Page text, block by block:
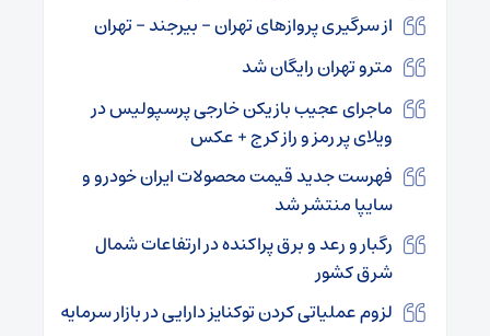
از سرگیری پروازهای تهران – بیرجند – تهران
مترو تهران رایگان شد
ماجرای عجیب بازیکن خارجی پرسپولیس در
ویلای پر رمز و راز کرج + عکس
فهرست جدید قیمت محصولات ایران خودرو و
سایپا منتشر شد
رگبار و رعد و برق پراکنده در ارتفاعات شمال
شرق کشور
لزوم عملیاتی کردن توکنایز دارایی در بازار سرمایه